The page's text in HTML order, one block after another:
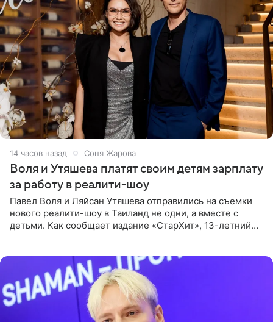
14 часов назад Соня Жарова
Воля и Утяшева платят своим детям зарплату
за работу в реалити-шоу
Павел Воля и Ляйсан Утяшева отправились на съемки
нового реалити-шоу в Таиланд не одни, а вместе с
детьми. Как сообщает издание «СтарХит», 13-летний